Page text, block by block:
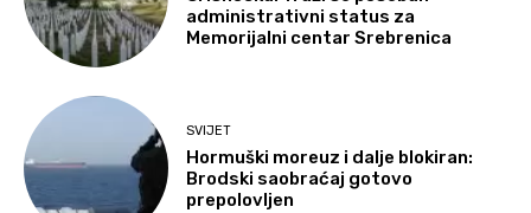
administrativni status za
Memorijalni centar Srebrenica
SVIJET
Hormuški moreuz i dalje blokiran:
Brodski saobraćaj gotovo
prepolovljen